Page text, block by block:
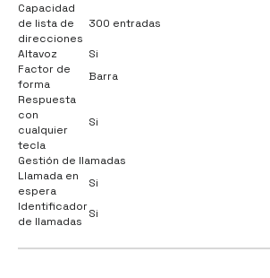
Capacidad
de lista de
direcciones
300 entradas
Altavoz
Si
Factor de
forma
Barra
Respuesta
con
cualquier
tecla
Si
Gestión de llamadas
Llamada en
espera
Si
Identificador
de llamadas
Si